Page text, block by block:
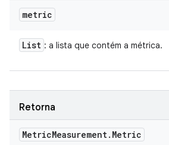
metric
List : a lista que contém a métrica.
Retorna
MetricMeasurement. Metric